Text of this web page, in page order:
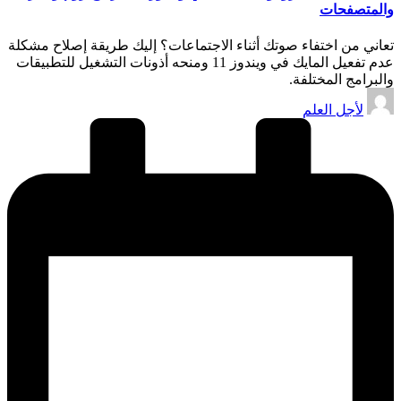
والمتصفحات
تعاني من اختفاء صوتك أثناء الاجتماعات؟ إليك طريقة إصلاح مشكلة
عدم تفعيل المايك في ويندوز 11 ومنحه أذونات التشغيل للتطبيقات
والبرامج المختلفة.
تمّ
النشرلأجل العلم